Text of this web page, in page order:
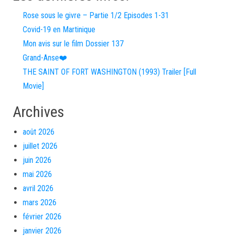
Rose sous le givre – Partie 1/2 Episodes 1-31
Covid-19 en Martinique
Mon avis sur le film Dossier 137
Grand-Anse❤️
THE SAINT OF FORT WASHINGTON (1993) Trailer [Full
Movie]
Archives
août 2026
juillet 2026
juin 2026
mai 2026
avril 2026
mars 2026
février 2026
janvier 2026